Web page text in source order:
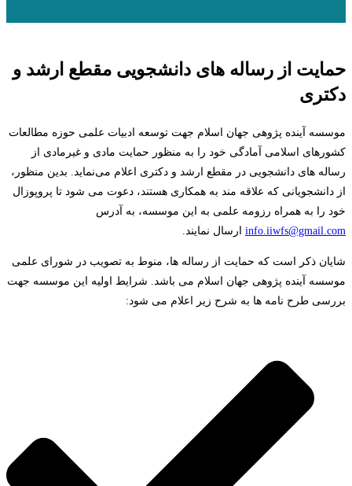
حمایت از رساله های دانشجویی مقطع ارشد و
دکتری
موسسه آینده پژوهی جهان اسلام جهت توسعه ادبیات علمی حوزه مطالعات
کشورهای اسلامی آمادگی خود را به منظور حمایت مادی و غیرمادی از
رساله های دانشجویی در مقطع ارشد و دکتری اعلام می‌نماید. بدین منظور،
از دانشجویانی که علاقه مند به همکاری هستند، دعوت می شود تا پروپوزال
خود را به همراه رزومه علمی به این موسسه، به آدرس
info.iiwfs@gmail.com ارسال نمایند.‌
شایان ذکر است که حمایت از رساله ها، منوط به تصویب در شورای علمی
موسسه آینده پژوهی جهان اسلام می باشد. شرایط اولیه این موسسه جهت
بررسی طرح نامه ها به شرح زیر اعلام می شود: